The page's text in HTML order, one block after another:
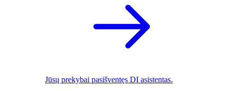
Jūsų prekybai pasišventęs DI asistentas.